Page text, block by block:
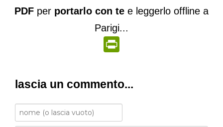
PDF per portarlo con te e leggerlo offline a
Parigi...
lascia un commento...